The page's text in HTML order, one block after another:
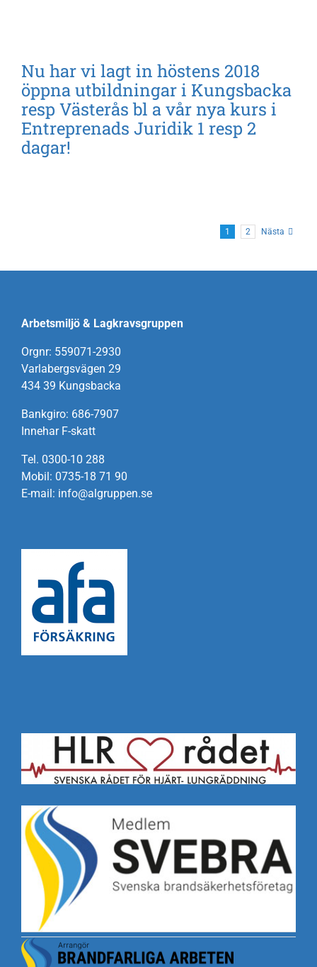
Nu har vi lagt in höstens 2018
öppna utbildningar i Kungsbacka
resp Västerås bl a vår nya kurs i
Entreprenads Juridik 1 resp 2
dagar!
1 2 Nästa
Arbetsmiljö & Lagkravsgruppen
Orgnr: 559071-2930
Varlabergsvägen 29
434 39 Kungsbacka
Bankgiro: 686-7907
Innehar F-skatt
Tel. 0300-10 288
Mobil: 0735-18 71 90
E-mail: info@algruppen.se